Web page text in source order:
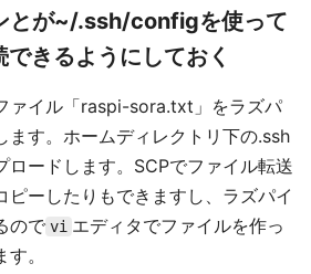
とが~/.ssh/configを使って
きるようにしておく
ァイル「raspi-sora.txt」をラズパ
ます。ホームディレクトリ下の.ssh
ロードします。SCPでファイル転送
ピーしたりもできますし、ラズパイ
ので vi エディタでファイルを作っ
。